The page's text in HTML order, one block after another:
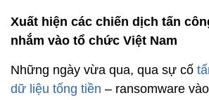
Xuất hiện các chiến dịch tấn
nhắm vào tổ chức Việt Nam
Những ngày vừa qua, qua sự cố
dữ liệu tống tiền – ransomware